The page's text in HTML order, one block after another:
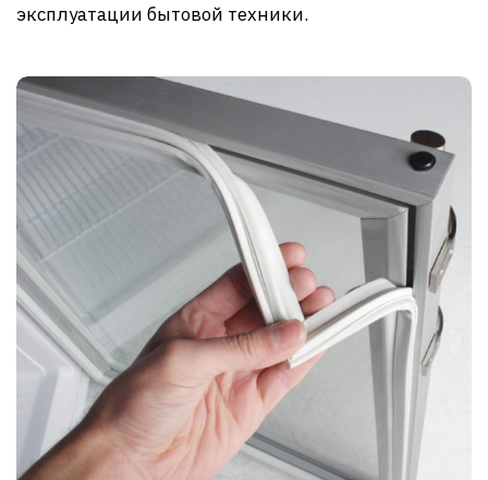
эксплуатации бытовой техники.